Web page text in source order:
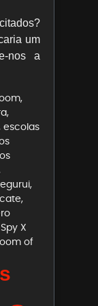
um
nos a
,
,
escolas
,
,
Spy X
of